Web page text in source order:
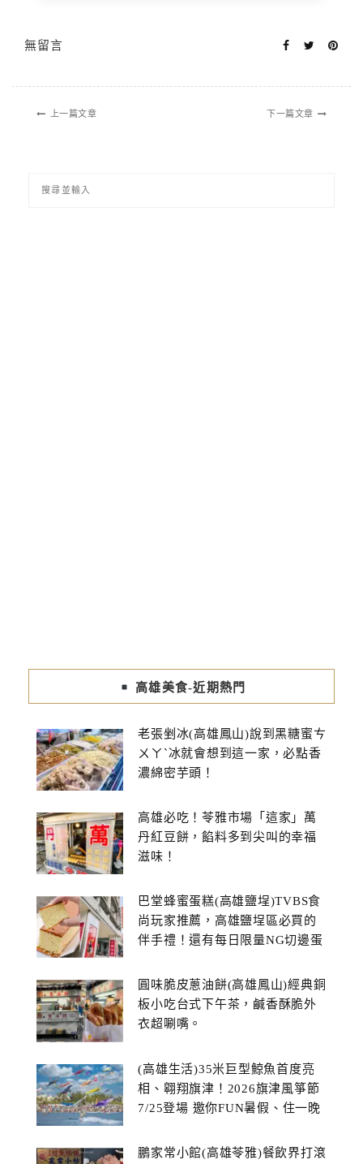
無留言
上一篇文章 下一篇文章
高雄美食-近期熱門
老張剉冰(高雄鳳山)說到黑糖蜜ㄘ
ㄨㄚˋ冰就會想到這一家，必點香
濃綿密芋頭！
高雄必吃！苓雅市場「這家」萬
丹紅豆餅，餡料多到尖叫的幸福
滋味！
巴堂蜂蜜蛋糕(高雄鹽埕)TVBS食
尚玩家推薦，高雄鹽埕區必買的
伴手禮！還有每日限量NG切邊蛋
圓味脆皮蔥油餅(高雄鳳山)經典銅
板小吃台式下午茶，鹹香酥脆外
衣超唰嘴。
(高雄生活)35米巨型鯨魚首度亮
相、翱翔旗津！2026旗津風箏節
7/25登場 邀你FUN暑假、住一晚
鵬家常小館(高雄苓雅)餐飲界打滾